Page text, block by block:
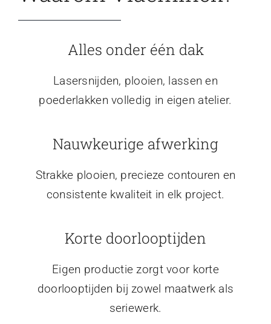
Alles onder één dak
Lasersnijden, plooien, lassen en
poederlakken volledig in eigen atelier.
Nauwkeurige afwerking
Strakke plooien, precieze contouren en
consistente kwaliteit in elk project.
Korte doorlooptijden
Eigen productie zorgt voor korte
doorlooptijden bij zowel maatwerk als
seriewerk.